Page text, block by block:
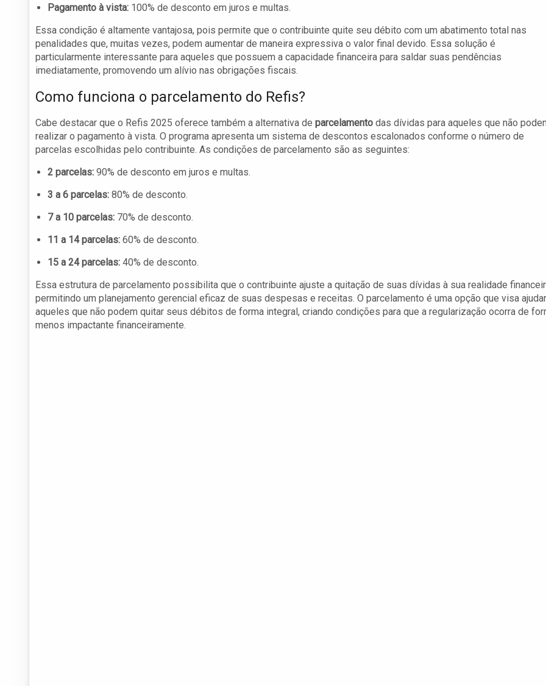
Pagamento à vista: 100% de desconto em juros e multas.
Essa condição é altamente vantajosa, pois permite que o contribuinte quite seu débito com um abatimento total nas
penalidades que, muitas vezes, podem aumentar de maneira expressiva o valor final devido. Essa solução é
particularmente interessante para aqueles que possuem a capacidade financeira para saldar suas pendências
imediatamente, promovendo um alívio nas obrigações fiscais.
Como funciona o parcelamento do Refis?
Cabe destacar que o Refis 2025 oferece também a alternativa de parcelamento das dívidas para aqueles que não
realizar o pagamento à vista. O programa apresenta um sistema de descontos escalonados conforme o número de
parcelas escolhidas pelo contribuinte. As condições de parcelamento são as seguintes:
2 parcelas: 90% de desconto em juros e multas.
3 a 6 parcelas: 80% de desconto.
7 a 10 parcelas: 70% de desconto.
11 a 14 parcelas: 60% de desconto.
15 a 24 parcelas: 40% de desconto.
Essa estrutura de parcelamento possibilita que o contribuinte ajuste a quitação de suas dívidas à sua realidade
permitindo um planejamento gerencial eficaz de suas despesas e receitas. O parcelamento é uma opção que visa ajudar
aqueles que não podem quitar seus débitos de forma integral, criando condições para que a regularização ocorra de
menos impactante financeiramente.